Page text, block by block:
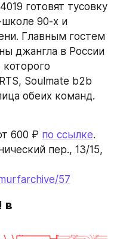
готовят тусовку
90-х и
Главным гостем
джангла в России
Soulmate b2b
обеих команд.
600 ₽ по ссылке.
пер., 13/15,
57
в